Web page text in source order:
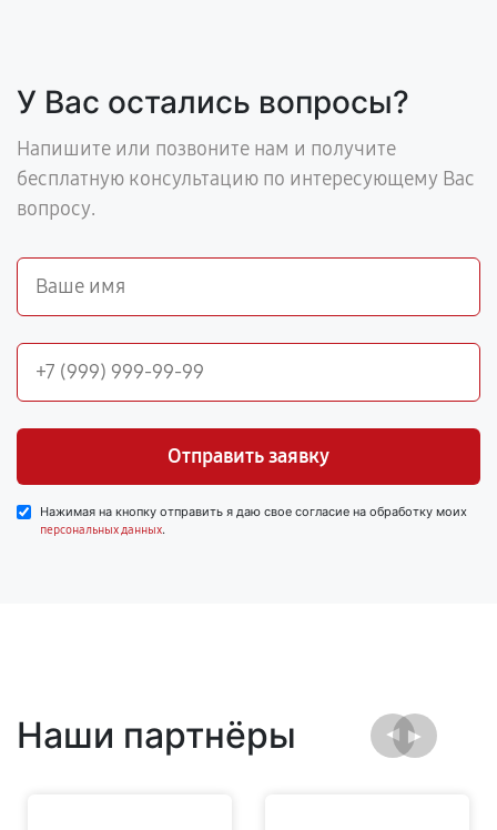
У Вас остались вопросы?
Напишите или позвоните нам и получите
бесплатную консультацию по интересующему Вас
вопросу.
Отправить заявку
Нажимая на кнопку отправить я даю свое согласие на обработку моих
персональных данных.
Наши партнёры